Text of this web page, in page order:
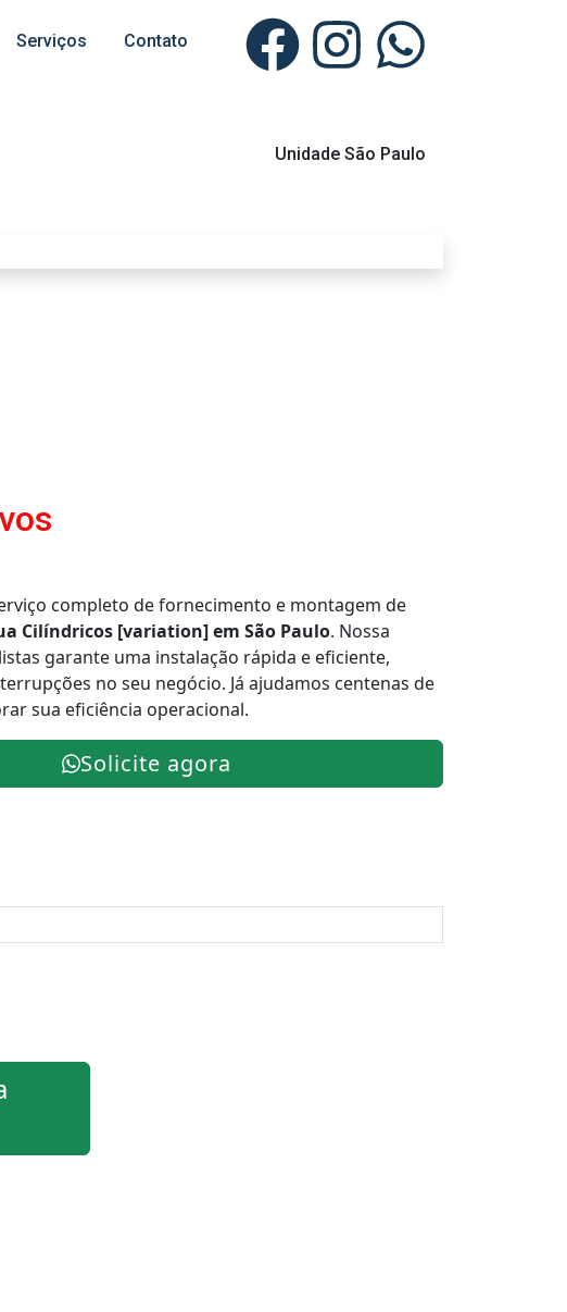
Serviços Contato
Unidade São Paulo
completo de fornecimento e montagem de
Cilíndricos [variation] em São Paulo. Nossa
garante uma instalação rápida e eficiente,
no seu negócio. Já ajudamos centenas de
sua eficiência operacional.
Solicite agora